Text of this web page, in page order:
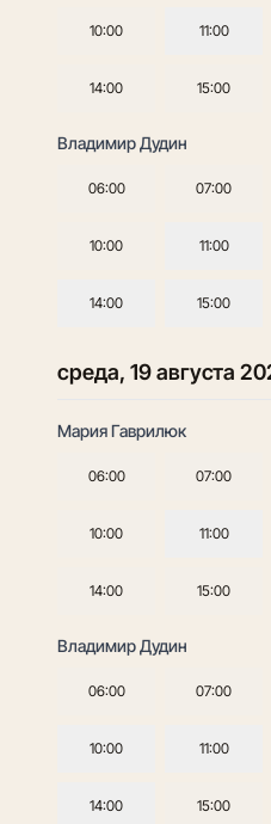
10:00 11:00
14:00 15:00
Владимир Дудин
06:00 07:00
10:00 11:00
14:00 15:00
среда, 19 августа
Мария Гаврилюк
06:00 07:00
10:00 11:00
14:00 15:00
Владимир Дудин
06:00 07:00
10:00 11:00
14:00 15:00